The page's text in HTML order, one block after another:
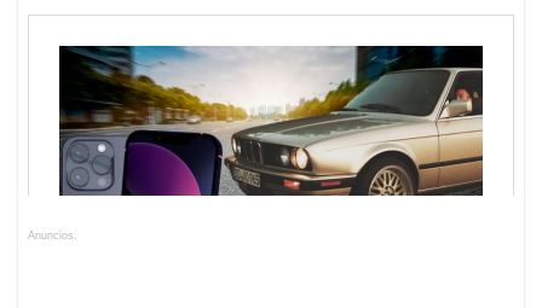
Anuncios.